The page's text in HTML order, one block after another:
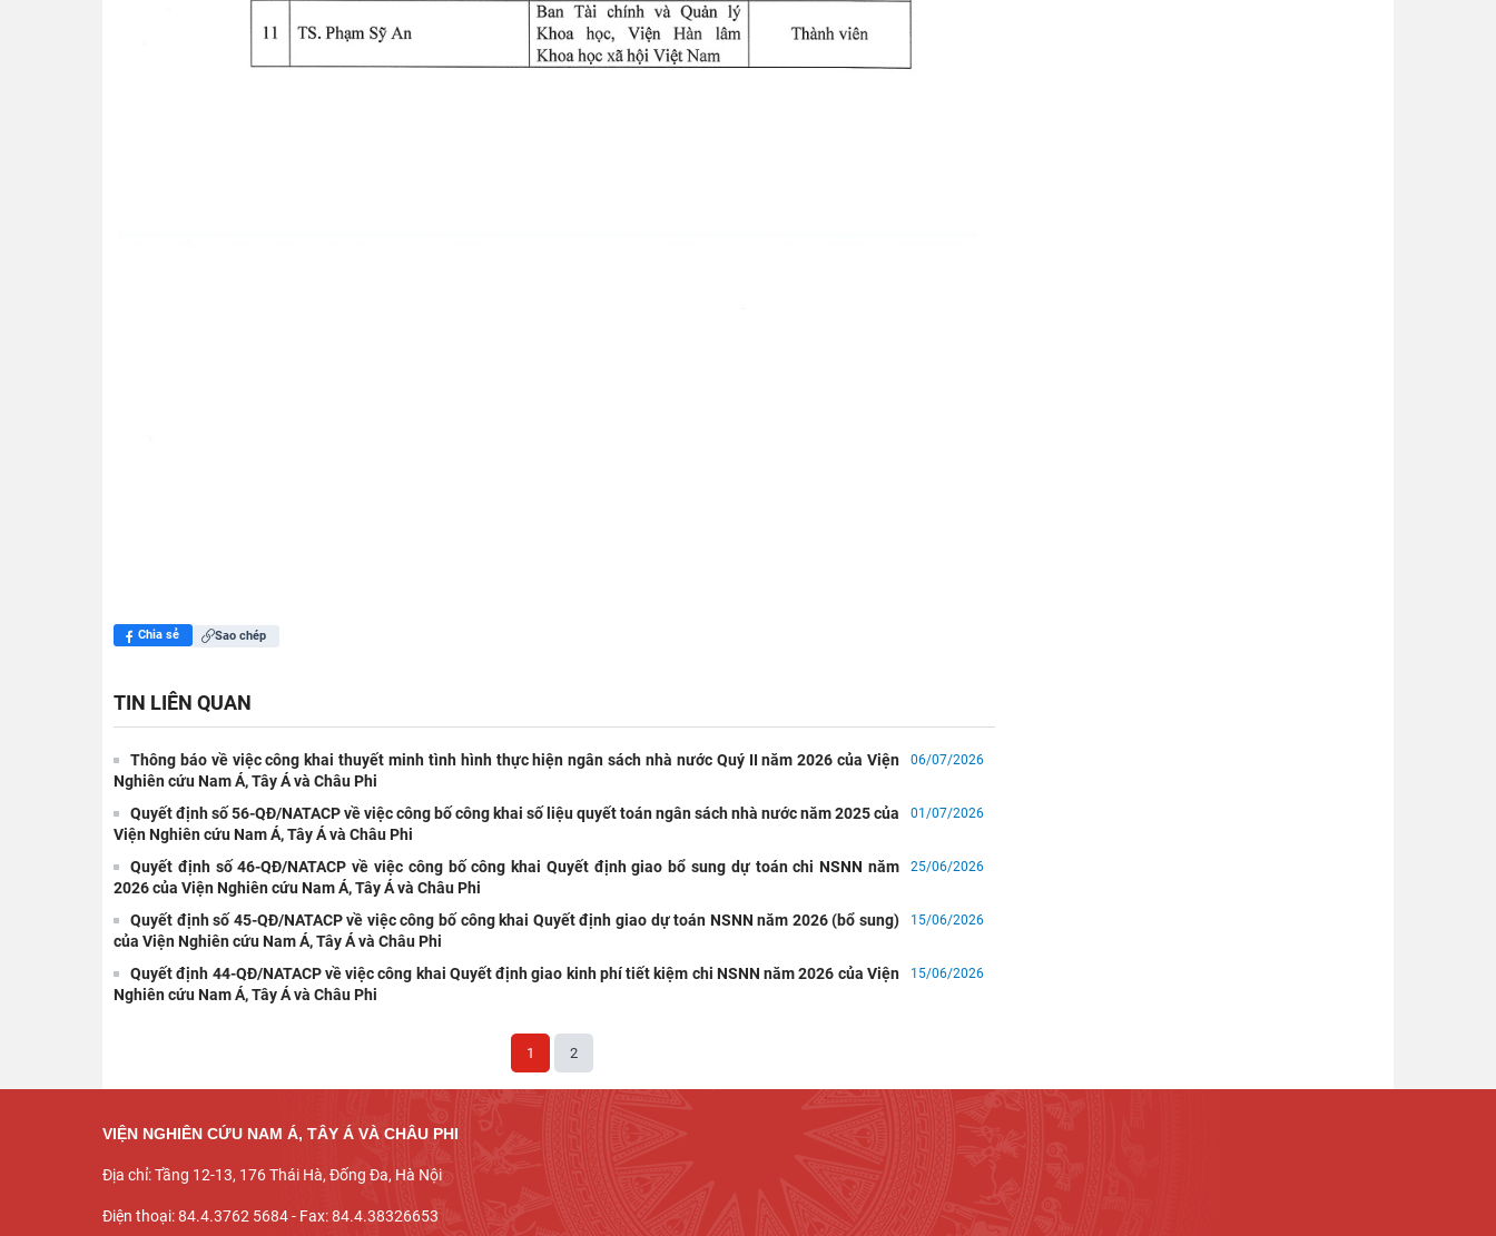
Chia sẻ Sao chép
TIN LIÊN QUAN
Thông báo về việc công khai thuyết minh tình hình thực hiện ngân sách nhà nước Quý II năm 2026 của Viện
Nghiên cứu Nam Á, Tây Á và Châu Phi
06/07/2026
Quyết định số 56-QĐ/NATACP về việc công bố công khai số liệu quyết toán ngân sách nhà nước năm 2025 của
Viện Nghiên cứu Nam Á, Tây Á và Châu Phi
01/07/2026
Quyết định số 46-QĐ/NATACP về việc công bố công khai Quyết định giao bổ sung dự toán chi NSNN năm
2026 của Viện Nghiên cứu Nam Á, Tây Á và Châu Phi
25/06/2026
Quyết định số 45-QĐ/NATACP về việc công bố công khai Quyết định giao dự toán NSNN năm 2026 (bổ sung)
của Viện Nghiên cứu Nam Á, Tây Á và Châu Phi
15/06/2026
Quyết định 44-QĐ/NATACP về việc công khai Quyết định giao kinh phí tiết kiệm chi NSNN năm 2026 của Viện
Nghiên cứu Nam Á, Tây Á và Châu Phi
15/06/2026
1 2
VIỆN NGHIÊN CỨU NAM Á, TÂY Á VÀ CHÂU PHI
Địa chỉ: Tầng 12-13, 176 Thái Hà, Đống Đa, Hà Nội
Điện thoại: 84.4.3762 5684 - Fax: 84.4.38326653